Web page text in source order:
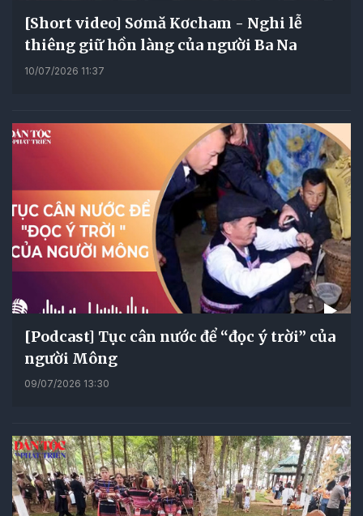
[Short video] Sơmă Kơcham - Nghi lễ
thiêng giữ hồn làng của người Ba Na
10/07/2026 11:37
[Podcast] Tục cân nước để “đọc ý trời” của
người Mông
09/07/2026 13:30